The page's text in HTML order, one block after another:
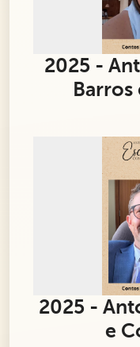
2025 -
Barros
2025 -
e